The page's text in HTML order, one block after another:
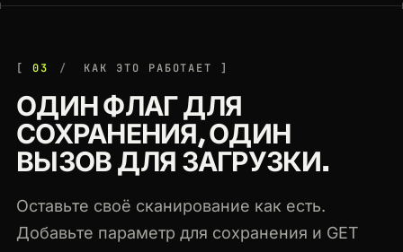
03 КАК ЭТО РАБОТАЕТ
ОДИН ФЛАГ ДЛЯ
СОХРАНЕНИЯ, ОДИН
ВЫЗОВ ДЛЯ ЗАГРУЗКИ.
Оставьте своё сканирование как есть.
Добавьте параметр для сохранения и GET